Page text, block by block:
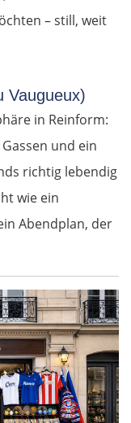
– still, weit
Vaugueux)
in Reinform:
und ein
richtig lebendig
wie ein
Abendplan, der